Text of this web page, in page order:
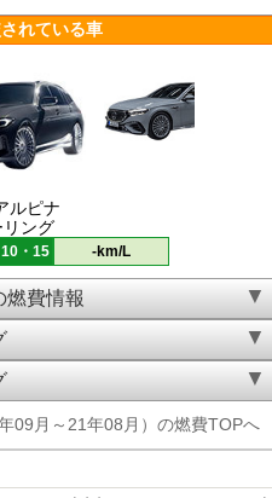
れている車
ルピナ
リング
10・15 -km/L
燃費情報
09月～21年08月）の燃費TOPへ